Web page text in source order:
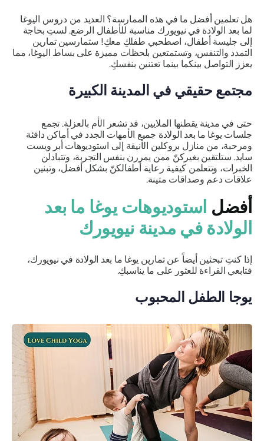
هل تعلمين أفضل ما في هذه الممارسة؟ العديد من دروس اليوغا
لما بعد الولادة في نيويورك مناسبة للأطفال الرضع. لستِ بحاجة
إلى جليسة أطفال، اصطحبي طفلكِ معكِ! ستمارسين تمارين
التمدد والتنفس، وتستمتعين بلحظات مميزة على بساط اليوغا، مما
يعزز التواصل بينكما بينما تعتنين بنفسكِ.
مجتمع حقيقي في المدينة الكبيرة
حتى في مدينة يقطنها الملايين، قد تشعر الأم بالعزلة. تجمع
جلسات يوغا ما بعد الولادة جميع الأمهات الجدد في أماكن دافئة
ومرحبة، من منازل بروكلين الأنيقة إلى استوديوهات أبر ويست
سايد. ستلتقين بغيركنّ ممن يمررن بنفس التجربة، وتتبادلن
الخبرات، وتتعلمن كيفية رعاية أطفالكنّ بشكل أفضل، وتبنين
علاقات دعم وصداقات متينة.
أفضلاستوديوهات يوغا ما بعد
الولادة في مدينة نيويورك
إذا كنتِ تبحثين أيضاً عن تمارين يوغا ما بعد الولادة في نيويورك،
فتابعي القراءة للعثور على ما يناسبكِ.
يوجا الطفل المحبوب